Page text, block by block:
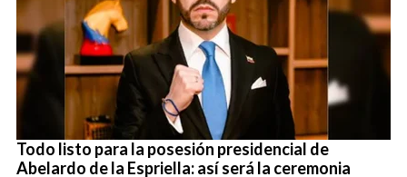
Todo listo para la posesión presidencial de
Abelardo de la Espriella: así será la ceremonia